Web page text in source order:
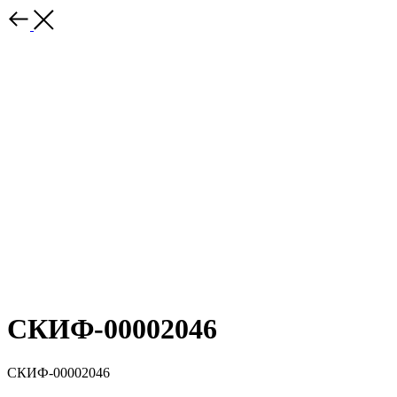
СКИФ-00002046
СКИФ-00002046